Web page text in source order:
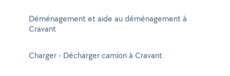
Déménagement et aide au déménagement à
Cravant
Charger - Décharger camion à Cravant